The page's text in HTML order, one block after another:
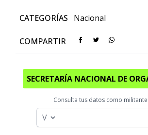
CATEGORÍAS Nacional
COMPARTIR
SECRETARÍA NACIONAL DE
Consulta tus datos como militante